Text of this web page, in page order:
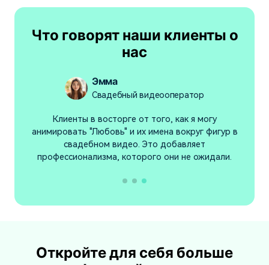
Что говорят наши клиенты о
нас
Эмма
Свадебный видеооператор
Клиенты в восторге от того, как я могу
анимировать "Любовь" и их имена вокруг фигур в
свадебном видео. Это добавляет
профессионализма, которого они не ожидали.
Откройте для себя больше